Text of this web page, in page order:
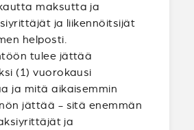
maksutta ja
ja liikennöitsijät
helposti.
tulee jättää
(1) vuorokausi
ja mitä aikaisemmin
jättää - sitä enemmän
ja